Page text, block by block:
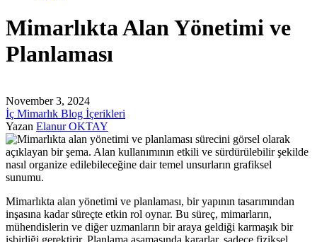
Mimarlıkta Alan Yönetimi ve
Planlaması
November 3, 2024
İç Mimarlık Blog İçerikleri
Yazan Elanur OKTAY
Mimarlıkta alan yönetimi ve planlaması, bir yapının tasarımından
inşasına kadar süreçte etkin rol oynar. Bu süreç, mimarların,
mühendislerin ve diğer uzmanların bir araya geldiği karmaşık bir